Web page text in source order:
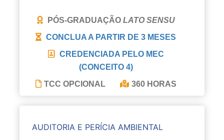
PÓS-GRADUAÇÃO LATO SENSU
CONCLUA A PARTIR DE 3 MESES
CREDENCIADA PELO MEC
(CONCEITO 4)
TCC OPCIONAL
360 HORAS
AUDITORIA E PERÍCIA AMBIENTAL